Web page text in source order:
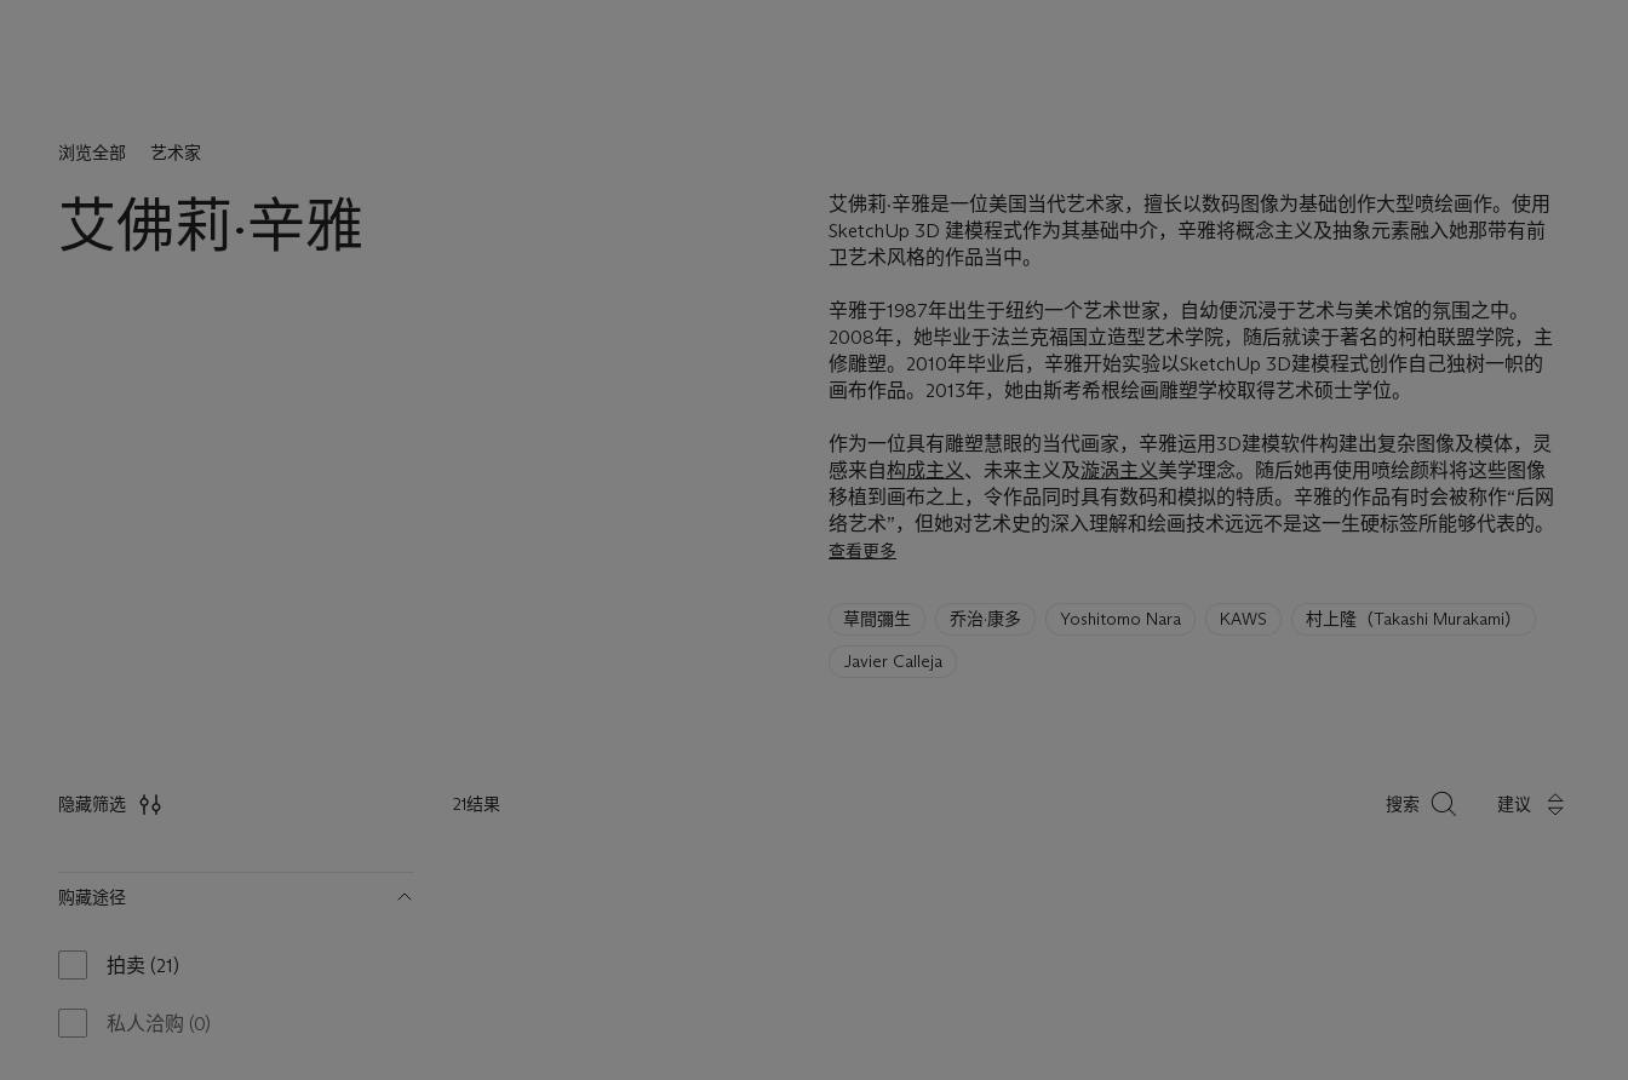
浏览全部 艺术家
艾佛莉·辛雅
艾佛莉·辛雅是一位美国当代艺术家，擅长以数码图像为基础创作大型喷绘画作。使用
SketchUp 3D 建模程式作为其基础中介，辛雅将概念主义及抽象元素融入她那带有前
卫艺术风格的作品当中。
辛雅于1987年出生于纽约一个艺术世家，自幼便沉浸于艺术与美术馆的氛围之中。
2008年，她毕业于法兰克福国立造型艺术学院，随后就读于著名的柯柏联盟学院，主
修雕塑。2010年毕业后，辛雅开始实验以SketchUp 3D建模程式创作自己独树一帜的
画布作品。2013年，她由斯考希根绘画雕塑学校取得艺术硕士学位。
作为一位具有雕塑慧眼的当代画家，辛雅运用3D建模软件构建出复杂图像及模体，灵
感来自构成主义、未来主义及漩涡主义美学理念。随后她再使用喷绘颜料将这些图像
移植到画布之上，令作品同时具有数码和模拟的特质。辛雅的作品有时会被称作“后网
络艺术”，但她对艺术史的深入理解和绘画技术远远不是这一生硬标签所能够代表的。
查看更多
have
草間彌生 乔治·康多 Yoshitomo Nara KAWS
村上隆（Takashi Murakami）
Javier Calleja
隐藏筛选 21结果 搜索 建议
筛
购藏途径
拍卖 (21)
available
私人洽购 (0)